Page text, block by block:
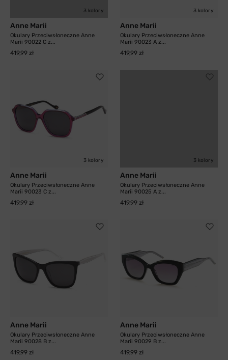
3 kolory
Anne Marii
Okulary Przeciwsłoneczne Anne
Marii 90022 C z...
419,99 zł
3 kolory
Anne Marii
Okulary Przeciwsłoneczne Anne
Marii 90023 A z...
419,99 zł
3 kolory
Anne Marii
Okulary Przeciwsłoneczne Anne
Marii 90023 C z...
419,99 zł
3 kolory
Anne Marii
Okulary Przeciwsłoneczne Anne
Marii 90025 A z...
419,99 zł
Anne Marii
Okulary Przeciwsłoneczne Anne
Marii 90028 B z...
419,99 zł
Anne Marii
Okulary Przeciwsłoneczne Anne
Marii 90029 B z...
419,99 zł